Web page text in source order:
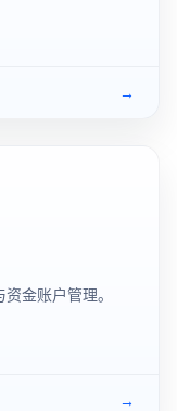
→
金账户管理。
→